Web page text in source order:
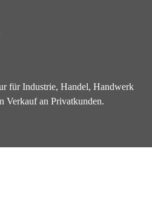
für Industrie, Handel, Handwerk
Verkauf an Privatkunden.